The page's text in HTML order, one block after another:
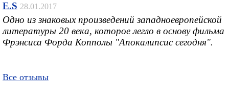
E.S 28.01.2017
Одно из знаковых произведений западноевропейской
литературы 20 века, которое легло в основу фильма
Фрэнсиса Форда Копполы "Апокалипсис сегодня".
Все отзывы